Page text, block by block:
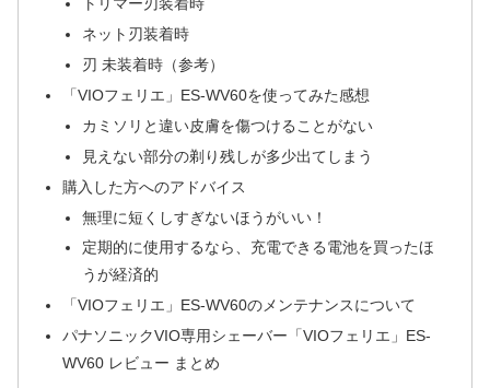
トリマー刃装着時
ネット刃装着時
刃 未装着時（参考）
「VIOフェリエ」ES-WV60を使ってみた感想
カミソリと違い皮膚を傷つけることがない
見えない部分の剃り残しが多少出てしまう
購入した方へのアドバイス
無理に短くしすぎないほうがいい！
定期的に使用するなら、充電できる電池を買ったほ
うが経済的
「VIOフェリエ」ES-WV60のメンテナンスについて
パナソニックVIO専用シェーバー「VIOフェリエ」ES-
WV60 レビュー まとめ